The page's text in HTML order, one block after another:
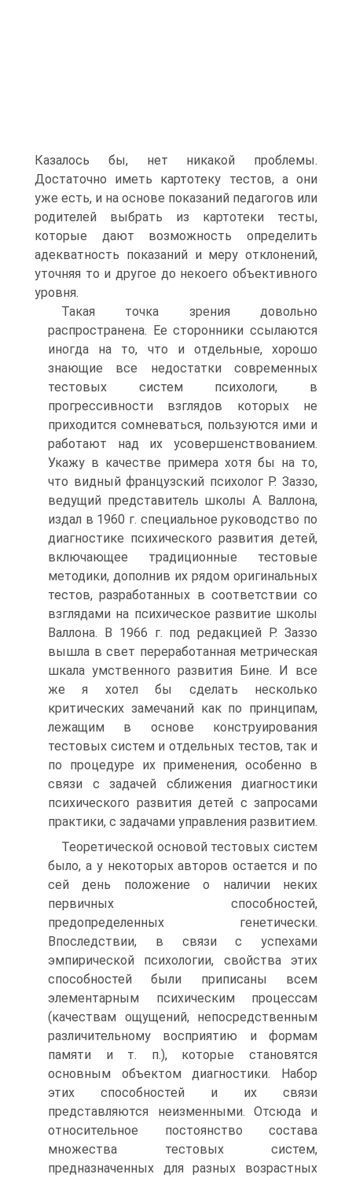
Казалось бы, нет никакой проблемы.
Достаточно иметь картотеку тестов, а они
уже есть, и на основе показаний педагогов или
родителей выбрать из картотеки тесты,
которые дают возможность определить
адекватность показаний и меру отклонений,
уточняя то и другое до некоего объективного
уровня.
Такая точка зрения довольно
распространена. Ее сторонники ссылаются
иногда на то, что и отдельные, хорошо
знающие все недостатки современных
тестовых систем психологи, в
прогрессивности взглядов которых не
приходится сомневаться, пользуются ими и
работают над их усовершенствованием.
Укажу в качестве примера хотя бы на то,
что видный французский психолог Р. Заззо,
ведущий представитель школы А. Валлона,
издал в 1960 г. специальное руководство по
диагностике психического развития детей,
включающее традиционные тестовые
методики, дополнив их рядом оригинальных
тестов, разработанных в соответствии со
взглядами на психическое развитие школы
Валлона. В 1966 г. под редакцией Р. Заззо
вышла в свет переработанная метрическая
шкала умственного развития Бине. И все
же я хотел бы сделать несколько
критических замечаний как по принципам,
лежащим в основе конструирования
тестовых систем и отдельных тестов, так и
по процедуре их применения, особенно в
связи с задачей сближения диагностики
психического развития детей с запросами
практики, с задачами управления развитием.
Теоретической основой тестовых систем
было, а у некоторых авторов остается и по
сей день положение о наличии неких
первичных способностей,
предопределенных генетически.
Впоследствии, в связи с успехами
эмпирической психологии, свойства этих
способностей были приписаны всем
элементарным психическим процессам
(качествам ощущений, непосредственным
различительному восприятию и формам
памяти и т. п.), которые становятся
основным объектом диагностики. Набор
этих способностей и их связи
представляются неизменными. Отсюда и
относительное постоянство состава
множества тестовых систем,
предназначенных для разных возрастных